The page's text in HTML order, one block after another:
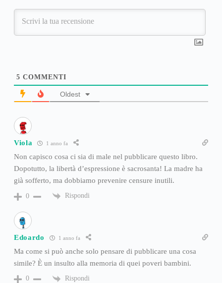
5 COMMENTI
Oldest
Viola 1 anno fa
Non capisco cosa ci sia di male nel pubblicare questo libro.
Dopotutto, la libertà d’espressione è sacrosanta! La madre ha
già sofferto, ma dobbiamo prevenire censure inutili.
0 Rispondi
Edoardo 1 anno fa
Ma come si può anche solo pensare di pubblicare una cosa
simile? È un insulto alla memoria di quei poveri bambini.
0 Rispondi